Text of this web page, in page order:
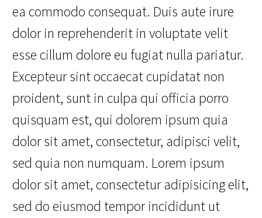
ea commodo consequat. Duis aute irure
dolor in reprehenderit in voluptate velit
esse cillum dolore eu fugiat nulla pariatur.
Excepteur sint occaecat cupidatat non
proident, sunt in culpa qui officia porro
quisquam est, qui dolorem ipsum quia
dolor sit amet, consectetur, adipisci velit,
sed quia non numquam. Lorem ipsum
dolor sit amet, consectetur adipisicing elit,
sed do eiusmod tempor incididunt ut